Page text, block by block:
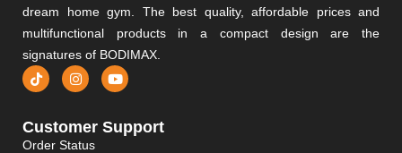
dream home gym. The best quality, affordable prices and
multifunctional products in a compact design are the
signatures of BODIMAX.
Customer Support
Order Status